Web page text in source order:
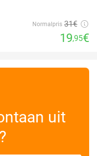
Normalpris 31€
19,95€
uit